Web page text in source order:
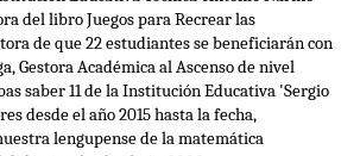
del libro Juegos para Recrear las
de que 22 estudiantes se beneficiarán con
Gestora Académica al Ascenso de nivel
saber 11 de la Institución Educativa 'Sergio
desde el año 2015 hasta la fecha,
lengupense de la matemática